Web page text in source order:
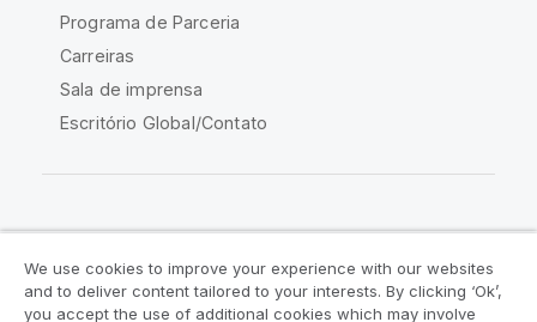
Programa de Parceria
Carreiras
Sala de imprensa
Escritório Global/Contato
Acordos legais Termos do produto
We use cookies to improve your experience with our websites
and to deliver content tailored to your interests. By clicking ‘Ok’,
you accept the use of additional cookies which may involve